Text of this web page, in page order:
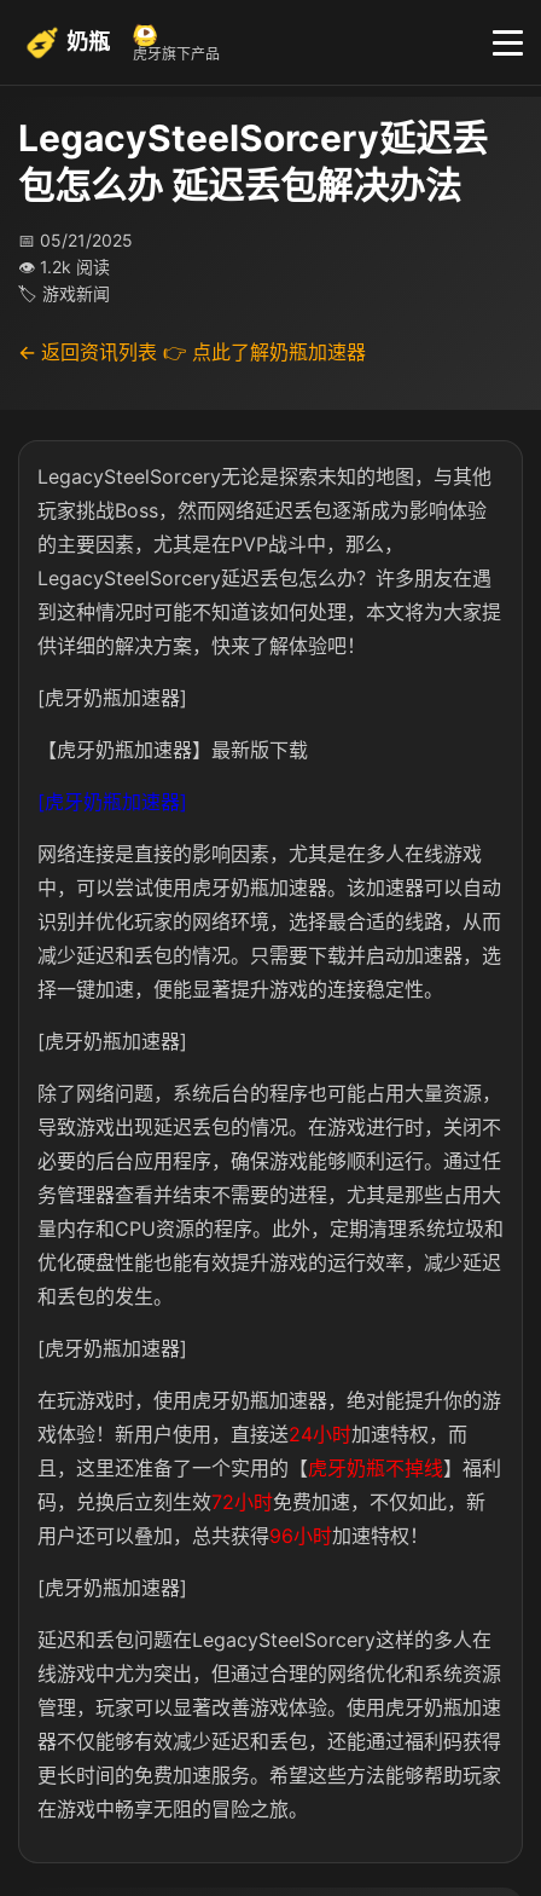
奶瓶 虎牙旗下产品
LegacySteelSorcery延迟丢
包怎么办 延迟丢包解决办法
📅 05/21/2025
👁 1.2k 阅读
🏷 游戏新闻
← 返回资讯列表 👉 点此了解奶瓶加速器
LegacySteelSorcery无论是探索未知的地图，与其他
玩家挑战Boss，然而网络延迟丢包逐渐成为影响体验
的主要因素，尤其是在PVP战斗中，那么，
LegacySteelSorcery延迟丢包怎么办？ 许多朋友在遇
到这种情况时可能不知道该如何处理，本文将为大家提
供详细的解决方案，快来了解体验吧！
[虎牙奶瓶加速器]
【虎牙奶瓶加速器】最新版下载
[虎牙奶瓶加速器]
网络连接是直接的影响因素，尤其是在多人在线游戏
中，可以尝试使用虎牙奶瓶加速器。该加速器可以自动
识别并优化玩家的网络环境，选择最合适的线路，从而
减少延迟和丢包的情况。只需要下载并启动加速器，选
择一键加速，便能显著提升游戏的连接稳定性。
[虎牙奶瓶加速器]
除了网络问题，系统后台的程序也可能占用大量资源，
导致游戏出现延迟丢包的情况。 在游戏进行时，关闭不
必要的后台应用程序，确保游戏能够顺利运行。 通过任
务管理器查看并结束不需要的进程，尤其是那些占用大
量内存和CPU资源的程序。此外，定期清理系统垃圾和
优化硬盘性能也能有效提升游戏的运行效率，减少延迟
和丢包的发生。
[虎牙奶瓶加速器]
在玩游戏时，使用虎牙奶瓶加速器，绝对能提升你的游
戏体验！ 新用户使用，直接送24小时加速特权，而
且，这里还准备了一个实用的【虎牙奶瓶不掉线】福利
码，兑换后立刻生效72小时免费加速，不仅如此，新
用户还可以叠加，总共获得96小时加速特权！
[虎牙奶瓶加速器]
延迟和丢包问题在LegacySteelSorcery这样的多人在
线游戏中尤为突出，但通过合理的网络优化和系统资源
管理，玩家可以显著改善游戏体验。使用虎牙奶瓶加速
器不仅能够有效减少延迟和丢包，还能通过福利码获得
更长时间的免费加速服务。希望这些方法能够帮助玩家
在游戏中畅享无阻的冒险之旅。